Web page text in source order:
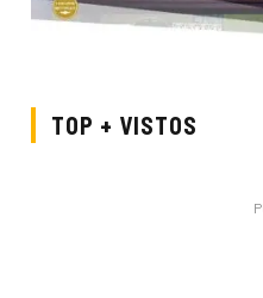
TOP + VISTOS